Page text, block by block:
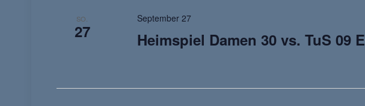
SO.
27
September 27
Heimspiel Damen 30 vs. TuS 09